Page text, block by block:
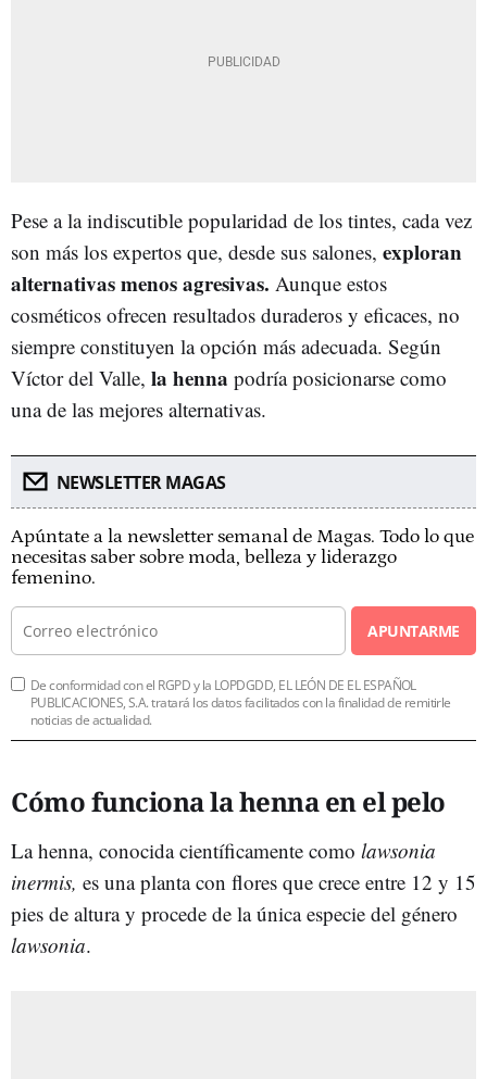
Pese a la indiscutible popularidad de los tintes, cada vez
son más los expertos que, desde sus salones, exploran
alternativas menos agresivas. Aunque estos
cosméticos ofrecen resultados duraderos y eficaces, no
siempre constituyen la opción más adecuada. Según
Víctor del Valle, la henna podría posicionarse como
una de las mejores alternativas.
NEWSLETTER MAGAS
Apúntate a la newsletter semanal de Magas. Todo lo que
necesitas saber sobre moda, belleza y liderazgo
femenino.
APUNTARME
De conformidad con el RGPD y la LOPDGDD, EL LEÓN DE EL ESPAÑOL
PUBLICACIONES, S.A. tratará los datos facilitados con la finalidad de remitirle
noticias de actualidad.
Cómo funciona la henna en el pelo
La henna, conocida científicamente como lawsonia
inermis, es una planta con flores que crece entre 12 y 15
pies de altura y procede de la única especie del género
lawsonia.